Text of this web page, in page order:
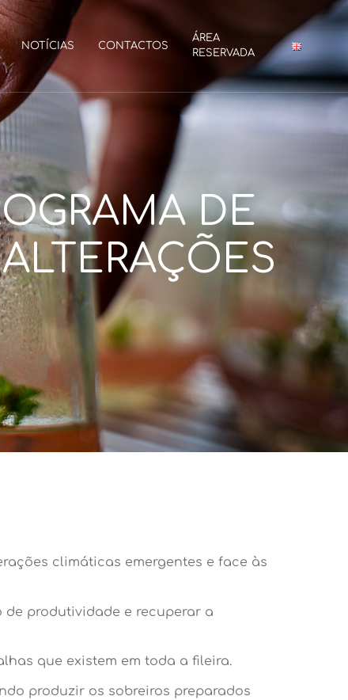
NOTÍCIAS CONTACTOS
ÁREA
RESERVADA
DE
climáticas emergentes e face às
produtividade e recuperar a
que existem em toda a fileira.
produzir os sobreiros preparados